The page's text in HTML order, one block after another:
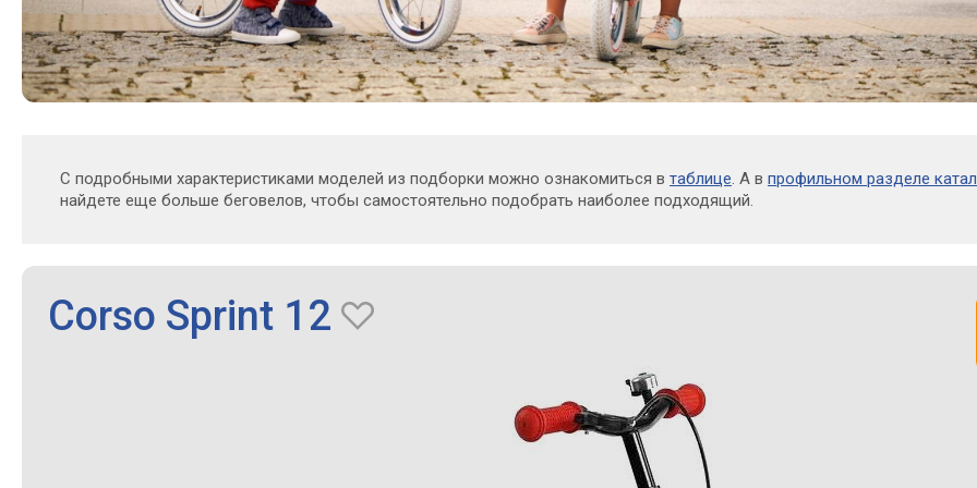
С подробными характеристиками моделей из подборки можно ознакомиться в таблице . А в профильном разделе
найдете еще больше беговелов, чтобы самостоятельно подобрать наиболее подходящий.
Corso Sprint 12